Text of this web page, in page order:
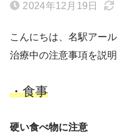
2024年12月19日
こんにちは、名駅アー
治療中の注意事項を説
・食事
硬い食べ物に注意